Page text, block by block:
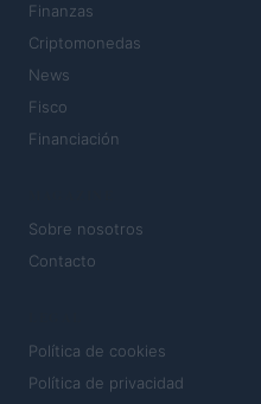
Finanzas
Criptomonedas
News
Fisco
Financiación
Sobre nosotros
Contacto
Política de cookies
Política de privacidad